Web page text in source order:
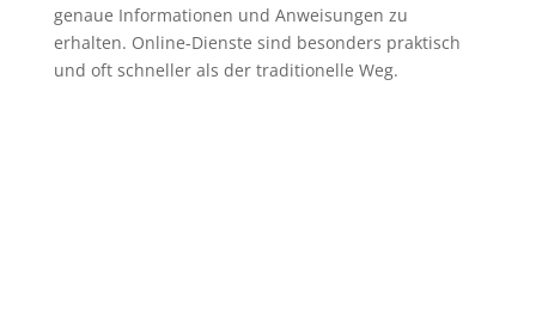
genaue Informationen und Anweisungen zu
erhalten. Online-Dienste sind besonders praktisch
und oft schneller als der traditionelle Weg.